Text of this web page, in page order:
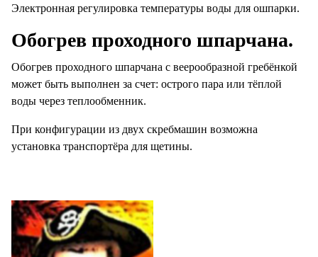
Электронная регулировка температуры воды для ошпарки.
Обогрев проходного шпарчана.
Обогрев проходного шпарчана с веерообразной гребёнкой
может быть выполнен за счет: острого пара или тёплой
воды через теплообменник.
При конфигурации из двух скребмашин возможна
установка транспортёра для щетины.